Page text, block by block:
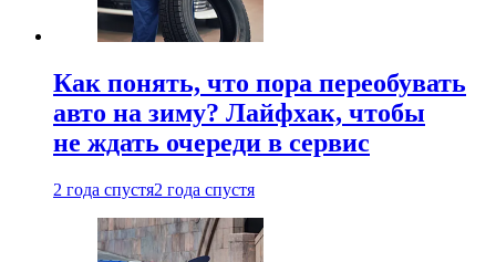
Как понять, что пора переобувать
авто на зиму? Лайфхак, чтобы
не ждать очереди в сервис
2 года спустя2 года спустя